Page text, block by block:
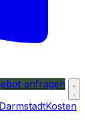
anfragen
Kosten